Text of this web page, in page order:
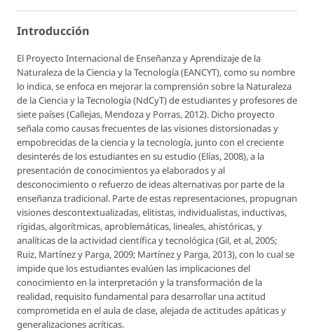
Introducción
El Proyecto Internacional de Enseñanza y Aprendizaje de la
Naturaleza de la Ciencia y la Tecnología (EANCYT), como su nombre
lo indica, se enfoca en mejorar la comprensión sobre la Naturaleza
de la Ciencia y la Tecnología (NdCyT) de estudiantes y profesores de
siete países (Callejas, Mendoza y Porras, 2012). Dicho proyecto
señala como causas frecuentes de las visiones distorsionadas y
empobrecidas de la ciencia y la tecnología, junto con el creciente
desinterés de los estudiantes en su estudio (Elías, 2008), a la
presentación de conocimientos ya elaborados y al
desconocimiento o refuerzo de ideas alternativas por parte de la
enseñanza tradicional. Parte de estas representaciones, propugnan
visiones descontextualizadas, elitistas, individualistas, inductivas,
rígidas, algorítmicas, aproblemáticas, lineales, ahistóricas, y
analíticas de la actividad científica y tecnológica (Gil, et al, 2005;
Ruiz, Martínez y Parga, 2009; Martínez y Parga, 2013), con lo cual se
impide que los estudiantes evalúen las implicaciones del
conocimiento en la interpretación y la transformación de la
realidad, requisito fundamental para desarrollar una actitud
comprometida en el aula de clase, alejada de actitudes apáticas y
generalizaciones acríticas.